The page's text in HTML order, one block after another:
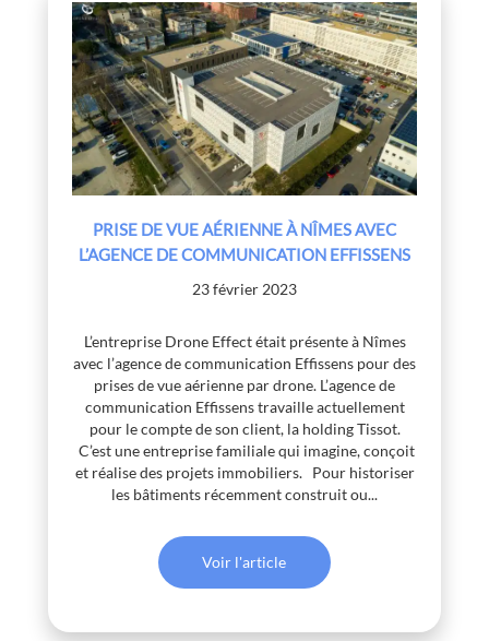
PRISE DE VUE AÉRIENNE À NÎMES AVEC
L’AGENCE DE COMMUNICATION EFFISSENS
23 février 2023
L’entreprise Drone Effect était présente à Nîmes
avec l’agence de communication Effissens pour des
prises de vue aérienne par drone. L’agence de
communication Effissens travaille actuellement
pour le compte de son client, la holding Tissot.
C’est une entreprise familiale qui imagine, conçoit
et réalise des projets immobiliers. Pour historiser
les bâtiments récemment construit ou...
Voir l'article